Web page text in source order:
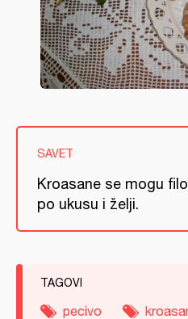
SAVET
Kroasane se mogu
po ukusu i želji.
TAGOVI
pecivo